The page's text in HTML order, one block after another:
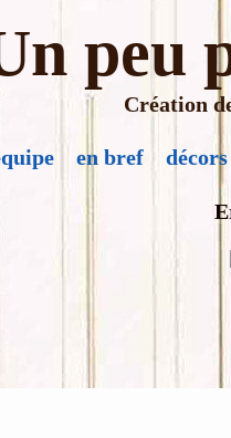
peu
Création
en bref décors